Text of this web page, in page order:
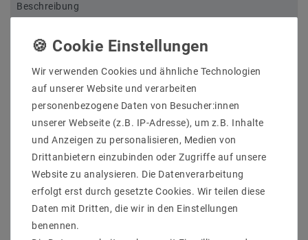
Beschreibung
TAIL Wandleuchte, schwarz - gold, LED nicht
austauschbar, Lichtaustritt indirekt, IP54
Hersteller: Helestra
Artikle Nr: 28/2114.28
Lichtfarb: 2700K
Werkstoff_Abdeckung: Acryldiffusor satiniert
EEK: F
Wir verwenden Cookies und ähnliche Technologien
auf unserer Website und verarbeiten
personenbezogene Daten von Besucher:innen
unserer Webseite (z.B. IP-Adresse), um z.B. Inhalte
und Anzeigen zu personalisieren, Medien von
Drittanbietern einzubinden oder Zugriffe auf unsere
Website zu analysieren. Die Datenverarbeitung
erfolgt erst durch gesetzte Cookies. Wir teilen diese
Daten mit Dritten, die wir in den Einstellungen
benennen.